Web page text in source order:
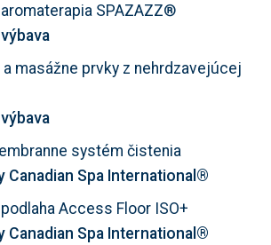
SPAZAZZ®
a masážne prvky z nehrdzavejúcej
systém čistenia
Canadian Spa International®
Access Floor ISO+
Canadian Spa International®